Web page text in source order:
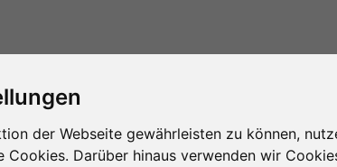
der Webseite gewährleisten zu können,
Cookies. Darüber hinaus verwenden wir
Herzstück von